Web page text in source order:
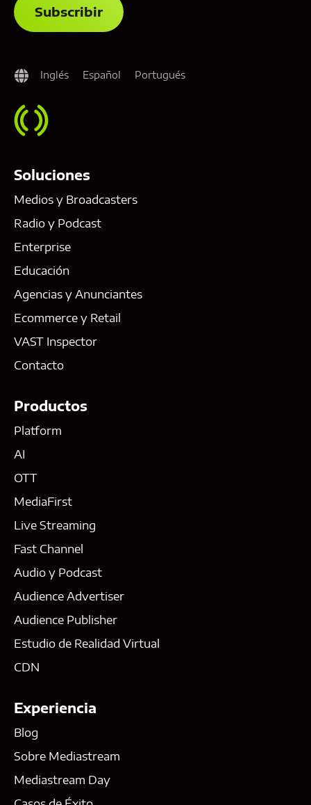
Inglés Español Portugués
Soluciones
Medios y Broadcasters
Radio y Podcast
Enterprise
Educación
Agencias y Anunciantes
Ecommerce y Retail
VAST Inspector
Contacto
Productos
Platform
AI
OTT
MediaFirst
Live Streaming
Fast Channel
Audio y Podcast
Audience Advertiser
Audience Publisher
Estudio de Realidad Virtual
CDN
Experiencia
Blog
Sobre Mediastream
Mediastream Day